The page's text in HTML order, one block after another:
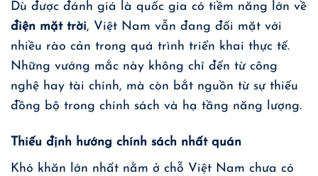
Dù được đánh giá là quốc gia có tiềm năng lớn về
điện mặt trời, Việt Nam vẫn đang đối mặt với
nhiều rào cản trong quá trình triển khai thực tế.
Những vướng mắc này không chỉ đến từ công
nghệ hay tài chính, mà còn bắt nguồn từ sự thiếu
đồng bộ trong chính sách và hạ tầng năng lượng.
Thiếu định hướng chính sách nhất quán
Khó khăn lớn nhất nằm ở chỗ Việt Nam chưa có